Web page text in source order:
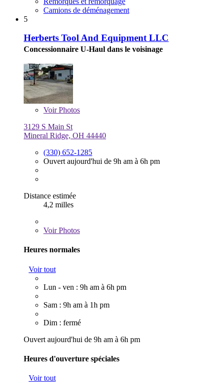
Camions de déménagement
5
Herberts Tool And Equipment LLC
Concessionnaire U-Haul dans le voisinage
VoirPhotos
3129 S Main St
Mineral Ridge, OH 44440
(330) 652-1285
Ouvert aujourd'hui de 9h am à 6h pm
Distance estimée
4,2 milles
VoirPhotos
Heures normales
Voir tout
Lun - ven : 9h am à 6h pm
Sam : 9h am à 1h pm
Dim : fermé
Ouvert aujourd'hui de 9h am à 6h pm
Heures d'ouverture spéciales
Voir tout